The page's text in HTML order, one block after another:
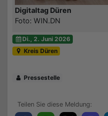
Digitaltag Düren
Foto: WIN.DN
Di., 2. Juni 2026
Kreis Düren
Pressestelle